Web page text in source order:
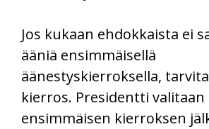
Jos kukaan ehdokkaista ei
ääniä ensimmäisellä
äänestyskierroksella,
kierros. Presidentti valitaan
ensimmäisen kierroksen